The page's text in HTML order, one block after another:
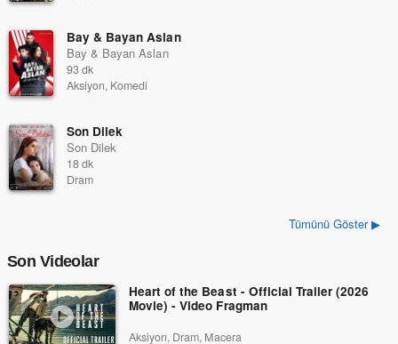
Bay & Bayan Aslan
Bay & Bayan Aslan
93 dk
Aksiyon, Komedi
Son Dilek
Son Dilek
18 dk
Dram
Tümünü Göster ▶
Son Videolar
Heart of the Beast - Official Trailer (2026
Movie) - Video Fragman
Aksiyon, Dram, Macera